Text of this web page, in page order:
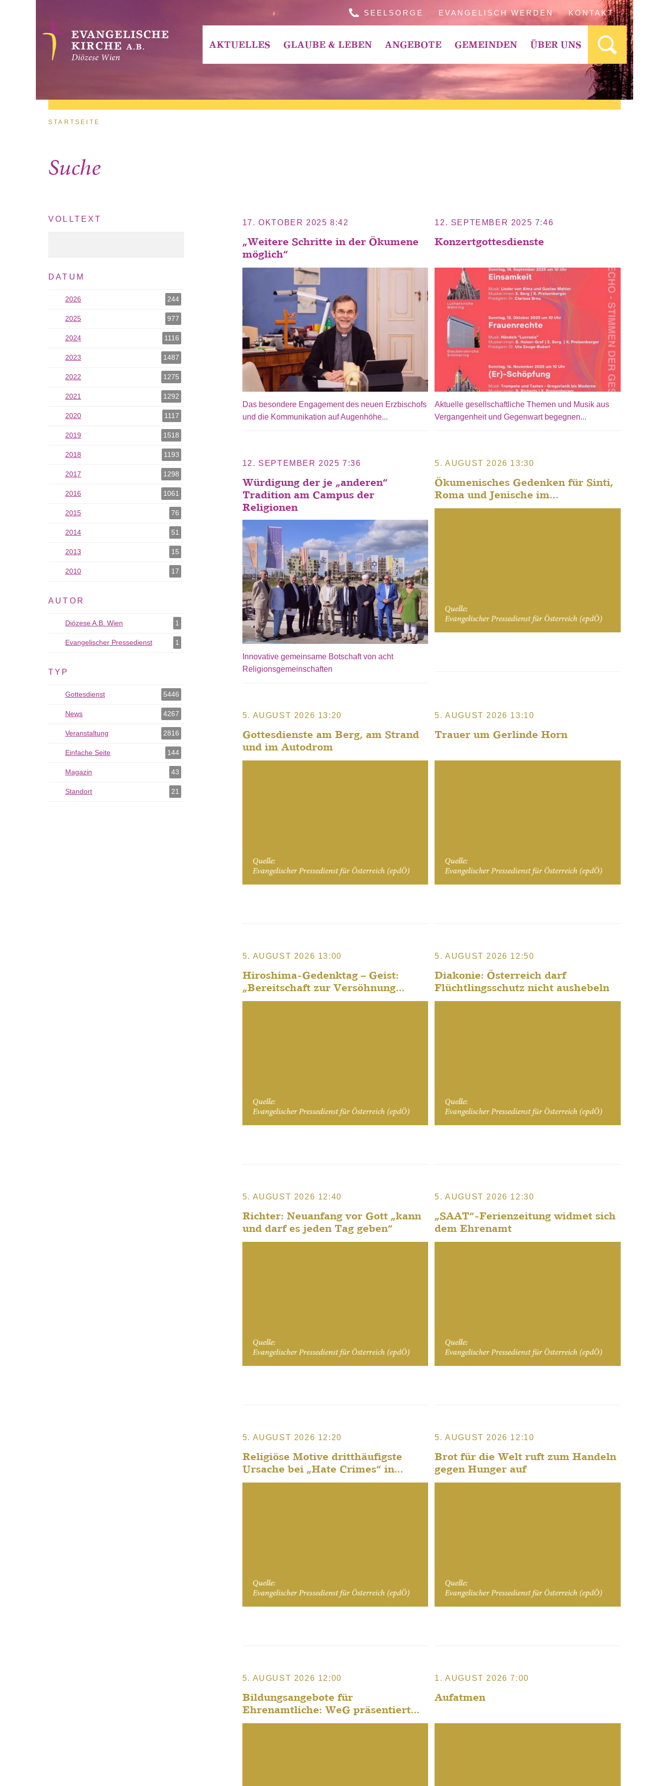
SEELSORGE EVANGELISCH WERDEN KONTAKT
AKTUELLES GLAUBE & LEBEN ANGEBOTE GEMEINDEN ÜBER UNS
Sie sind hier
STARTSEITE
Suche
17. OKTOBER 2025 8:42
„Weitere Schritte in der Ökumene
möglich“
Das besondere Engagement des neuen Erzbischofs
und die Kommunikation auf Augenhöhe...
12. SEPTEMBER 2025 7:46
Konzertgottesdienste
Aktuelle gesellschaftliche Themen und Musik aus
Vergangenheit und Gegenwart begegnen...
12. SEPTEMBER 2025 7:36
Würdigung der je „anderen“
Tradition am Campus der
Religionen
Innovative gemeinsame Botschaft von acht
Religionsgemeinschaften
5. AUGUST 2026 13:30
Ökumenisches Gedenken für Sinti,
Roma und Jenische im...
5. AUGUST 2026 13:20
Gottesdienste am Berg, am Strand
und im Autodrom
5. AUGUST 2026 13:10
Trauer um Gerlinde Horn
5. AUGUST 2026 13:00
Hiroshima-Gedenktag – Geist:
„Bereitschaft zur Versöhnung...
5. AUGUST 2026 12:50
Diakonie: Österreich darf
Flüchtlingsschutz nicht aushebeln
5. AUGUST 2026 12:40
Richter: Neuanfang vor Gott „kann
und darf es jeden Tag geben“
5. AUGUST 2026 12:30
„SAAT“-Ferienzeitung widmet sich
dem Ehrenamt
5. AUGUST 2026 12:20
Religiöse Motive dritthäufigste
Ursache bei „Hate Crimes“ in...
5. AUGUST 2026 12:10
Brot für die Welt ruft zum Handeln
gegen Hunger auf
5. AUGUST 2026 12:00
Bildungsangebote für
Ehrenamtliche: WeG präsentiert...
1. AUGUST 2026 7:00
Aufatmen
VOLLTEXT
DATUM
2026 244
2025 977
2025 als Filter hinzufügen
2024 1116
2024 als Filter hinzufügen
2023 1487
2022 1275
2021 1292
2020 1117
2020 als Filter hinzufügen
2019 1518
2018 1193
2017 1298
2016 1061
2015 76
2015 als Filter hinzufügen
2014 51
2014 als Filter hinzufügen
2013 15
2010 17
2010 als Filter hinzufügen
AUTOR
Diözese A.B. Wien 1
Diözese A.B. Wien als Filter hinzufügen
Evangelischer Pressedienst 1
Evangelischer Pressedienst als Filter hinzufügen
TYP
Gottesdienst 5446
Gottesdienst als Filter hinzufügen
News 4267
News als Filter hinzufügen
Veranstaltung 2816
Veranstaltung als Filter hinzufügen
Einfache Seite 144
Einfache Seite als Filter hinzufügen
Magazin 43
Magazin als Filter hinzufügen
Standort 21
Standort als Filter hinzufügen